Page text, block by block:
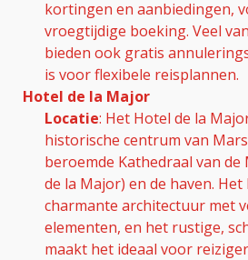
kortingen en aanbiedingen,
vroegtijdige boeking. Veel
bieden ook gratis
is voor flexibele reisplannen.
Hotel de la Major
Locatie: Het Hotel de la
historische centrum van
beroemde Kathedraal van de
de la Major) en de haven.
charmante architectuur met
elementen, en het rustige,
maakt het ideaal voor